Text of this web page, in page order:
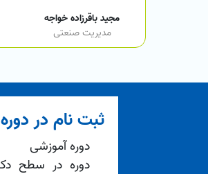
مجید باقرزاده خواجه
مدیریت صنعتی
ثبت نام در دوره
دوره آموزشی